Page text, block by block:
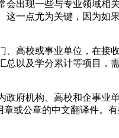
出现一些与专业领域
一点尤为关键，因为
高校或事业单位，在
以及学分累计等项目
府机构、高校和企事
或公章的中文翻译件